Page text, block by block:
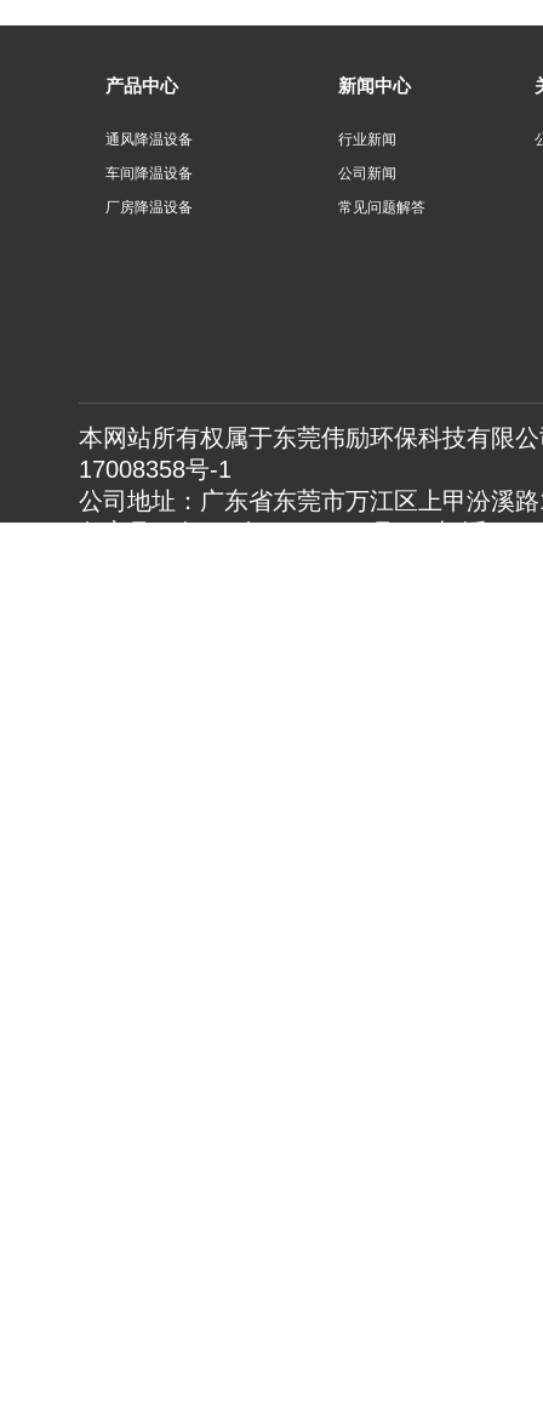
产品中心
通风降温设备
车间降温设备
厂房降温设备
新闻中心
行业新闻
公司新闻
常见问题解答
本网站所有权属于东莞伟励环保科技有限
17008358号-1
公司地址：广东省东莞市万江区上甲汾溪